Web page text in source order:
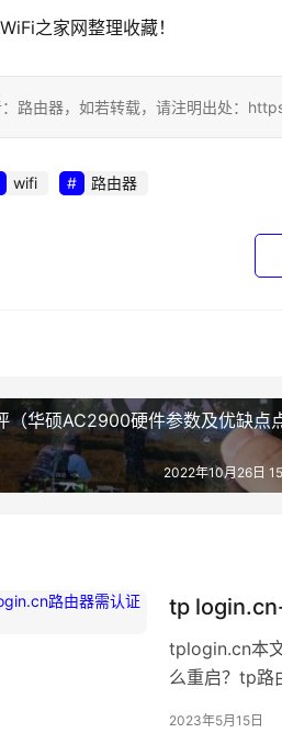
之家网整理收藏！
：路由器，如若转载，请注明出处：
wifi 路由器
（华硕AC2900硬件参数及优缺点
2022年10月26日
tp
tplogin.cn本
么重启？tp路
2023年5月15日